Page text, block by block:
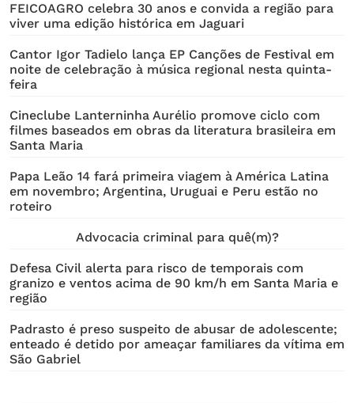
FEICOAGRO celebra 30 anos e convida a região para
viver uma edição histórica em Jaguari
Cantor Igor Tadielo lança EP Canções de Festival em
noite de celebração à música regional nesta quinta-
feira
Cineclube Lanterninha Aurélio promove ciclo com
filmes baseados em obras da literatura brasileira em
Santa Maria
Papa Leão 14 fará primeira viagem à América Latina
em novembro; Argentina, Uruguai e Peru estão no
roteiro
Advocacia criminal para quê(m)?
Defesa Civil alerta para risco de temporais com
granizo e ventos acima de 90 km/h em Santa Maria e
região
Padrasto é preso suspeito de abusar de adolescente;
enteado é detido por ameaçar familiares da vítima em
São Gabriel